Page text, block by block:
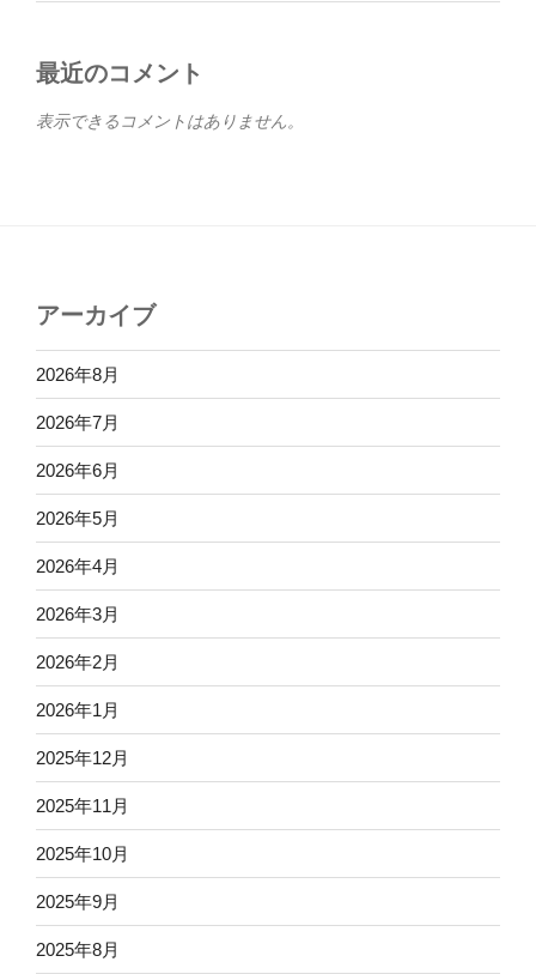
最近のコメント
表示できるコメントはありません。
アーカイブ
2026年8月
2026年7月
2026年6月
2026年5月
2026年4月
2026年3月
2026年2月
2026年1月
2025年12月
2025年11月
2025年10月
2025年9月
2025年8月